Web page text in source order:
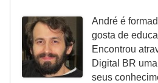
André é
gosta de
Encontrou
Digital BR
seus